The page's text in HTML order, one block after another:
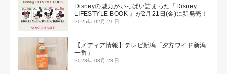
Disneyの魅力がいっぱい詰まった『Disney
LIFESTYLE BOOK 』が2月21日(金)に新発売！
2025年 02月 21日
【メディア情報】テレビ新潟「夕方ワイド新潟
一番」
2023年 03月 28日